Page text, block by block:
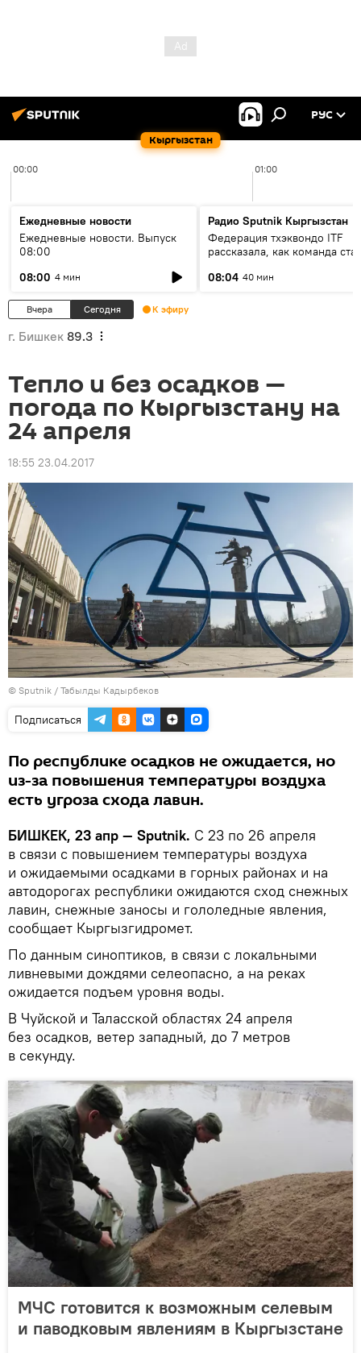
Кыргызстан
РУС
00:00 01:00
Ежедневные новости
Ежедневные новости. Выпуск
08:00
08:00 4 мин
Радио Sputnik Кыргызстан
Федерация тхэквондо ITF
рассказала, как команда
08:04 40 мин
Вчера Сегодня К эфиру
г. Бишкек 89.3
Тепло и без осадков —
погода по Кыргызстану на
24 апреля
18:55 23.04.2017
© Sputnik / Табылды Кадырбеков
Подписаться
По республике осадков не ожидается, но
из-за повышения температуры воздуха
есть угроза схода лавин.
БИШКЕК, 23 апр — Sputnik. С 23 по 26 апреля
в связи с повышением температуры воздуха
и ожидаемыми осадками в горных районах и на
автодорогах республики ожидаются сход снежных
лавин, снежные заносы и гололедные явления,
сообщает Кыргызгидромет.
По данным синоптиков, в связи с локальными
ливневыми дождями селеопасно, а на реках
ожидается подъем уровня воды.
В Чуйской и Таласской областях 24 апреля
без осадков, ветер западный, до 7 метров
в секунду.
МЧС готовится к возможным селевым
и паводковым явлениям в Кыргызстане